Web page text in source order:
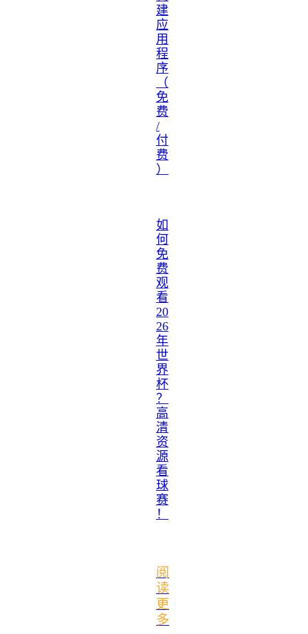
建
应
用
程
序
（
免
费
/
付
费
）
如
何
免
费
观
看
20
26
年
世
界
杯
？
高
清
资
源
看
球
赛
！
阅
读
更
多